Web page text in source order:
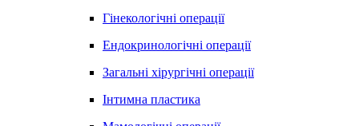
Гінекологічні операції
Ендокринологічні операції
Загальні хірургічні операції
Інтимна пластика